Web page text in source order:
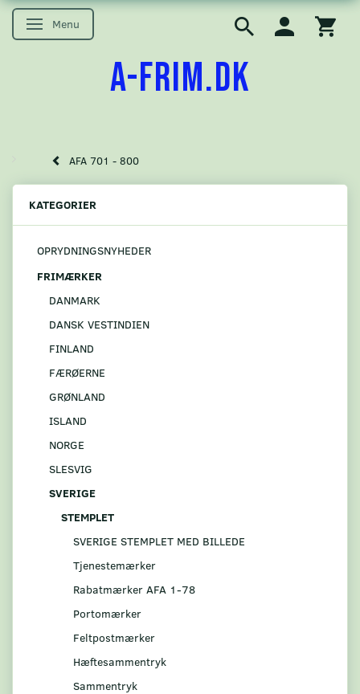
Skifte navigation
Menu
A-FRIM.DK
AFA 701 - 800
KATEGORIER
OPRYDNINGSNYHEDER
FRIMÆRKER
DANMARK
DANSK VESTINDIEN
FINLAND
FÆRØERNE
GRØNLAND
ISLAND
NORGE
SLESVIG
SVERIGE
STEMPLET
SVERIGE STEMPLET MED BILLEDE
Tjenestemærker
Rabatmærker AFA 1-78
Portomærker
Feltpostmærker
Hæftesammentryk
Sammentryk